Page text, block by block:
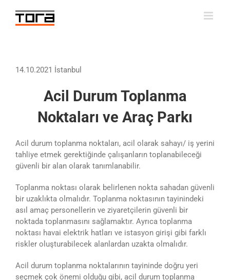
content
14.10.2021 İstanbul
Acil Durum Toplanma
Noktaları ve Araç Parkı
Acil durum toplanma noktaları, acil olarak sahayı/ iş yerini
tahliye etmek gerektiğinde çalışanların toplanabileceği
güvenli bir alan olarak tanımlanabilir.
Toplanma noktası olarak belirlenen nokta sahadan güvenli
bir uzaklıkta olmalıdır. Toplanma noktasının tayinindeki
asıl amaç personellerin ve ziyaretçilerin güvenli bir
noktada toplanmasını sağlamaktır. Ayrıca toplanma
noktası havai elektrik hatları ve istasyon girişi gibi farklı
riskler oluşturabilecek alanlardan uzakta olmalıdır.
Acil durum toplanma noktalarının tayininde doğru yeri
seçmek çok önemi olduğu gibi, acil durum toplanma